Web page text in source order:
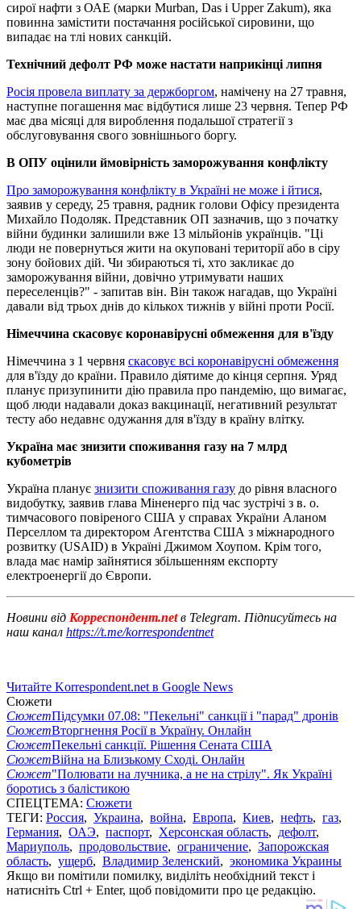
сирої нафти з ОАЕ (марки Murban, Das і Upper Zakum), яка
повинна замістити постачання російської сировини, що
випадає на тлі нових санкцій.
Технічний дефолт РФ може настати наприкінці липня
Росія провела виплату за держборгом, намічену на 27 травня,
наступне погашення має відбутися лише 23 червня. Тепер РФ
має два місяці для вироблення подальшої стратегії з
обслуговування свого зовнішнього боргу.
В ОПУ оцінили ймовірність заморожування конфлікту
Про заморожування конфлікту в Україні не може і йтися,
заявив у середу, 25 травня, радник голови Офісу президента
Михайло Подоляк. Представник ОП зазначив, що з початку
війни будинки залишили вже 13 мільйонів українців. "Ці
люди не повернуться жити на окуповані території або в сіру
зону бойових дій. Чи збираються ті, хто закликає до
заморожування війни, довічно утримувати наших
переселенців?" - запитав він. Він також нагадав, що Україні
давали від трьох днів до кількох тижнів у війні проти Росії.
Німеччина скасовує коронавірусні обмеження для в'їзду
Німеччина з 1 червня скасовує всі коронавірусні обмеження
для в'їзду до країни. Правило діятиме до кінця серпня. Уряд
планує призупинити дію правила про пандемію, що вимагає,
щоб люди надавали доказ вакцинації, негативний результат
тесту або недавнє одужання для в'їзду в країну влітку.
Україна має знизити споживання газу на 7 млрд
кубометрів
Україна планує знизити споживання газу до рівня власного
видобутку, заявив глава Міненерго під час зустрічі з в. о.
тимчасового повіреного США у справах України Аланом
Перселлом та директором Агентства США з міжнародного
розвитку (USAID) в Україні Джимом Хоупом. Крім того,
влада має намір зайнятися збільшенням експорту
електроенергії до Європи.
Новини від Корреспондент.netв Telegram. Підписуйтесь на
наш канал https://t.me/korrespondentnet
Читайте Korrespondent.net в Google News
Сюжети
СюжетПідсумки 07.08: "Пекельні" санкції і "парад" дронів
СюжетВторгнення Росії в Україну. Онлайн
СюжетПекельні санкції. Рішення Сената США
СюжетВійна на Близькому Сході. Онлайн
Сюжет"Полювати на лучника, а не на стрілу". Як Україні
боротись з балістикою
СПЕЦТЕМА: Сюжети
ТЕГИ: Россия, Украина, война, Европа, Киев, нефть, газ,
Германия, ОАЭ, паспорт, Херсонская область, дефолт,
Мариуполь, продовольствие, ограничение, Запорожская
область, ущерб, Владимир Зеленский, экономика Украины
Якщо ви помітили помилку, виділіть необхідний текст і
натисніть Ctrl + Enter, щоб повідомити про це редакцію.